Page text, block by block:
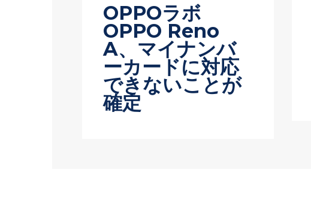
OPPOラボ
OPPO Reno
A、マイナンバ
ーカードに対応
できないことが
確定